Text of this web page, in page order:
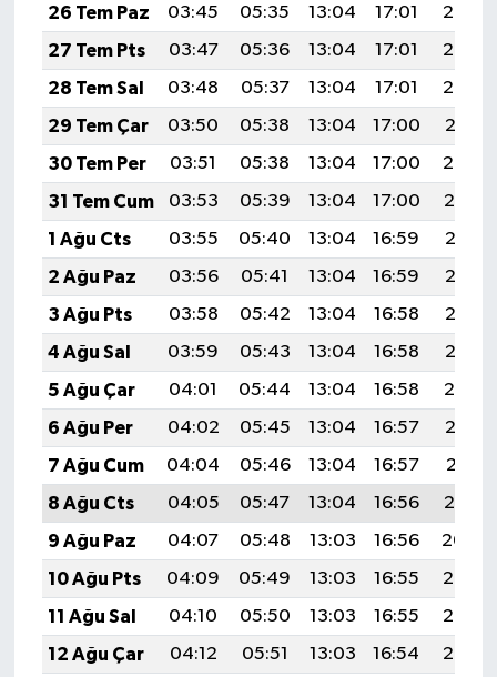
26 Tem Paz
03:45 05:35 13:04 17:01
20:24
27 Tem Pts
03:47 05:36 13:04 17:01
20:23
28 Tem Sal
03:48 05:37 13:04 17:01
20:22
29 Tem Çar
03:50 05:38 13:04 17:00
20:21
30 Tem Per
03:51 05:38 13:04 17:00
20:20
31 Tem Cum
03:53 05:39 13:04 17:00
20:19
1 Ağu Cts
03:55 05:40 13:04 16:59
20:18
2 Ağu Paz
03:56 05:41 13:04 16:59
20:17
3 Ağu Pts
03:58 05:42 13:04 16:58
20:16
4 Ağu Sal
03:59 05:43 13:04 16:58
20:15
5 Ağu Çar
04:01 05:44 13:04 16:58
20:14
6 Ağu Per
04:02 05:45 13:04 16:57
20:12
7 Ağu Cum
04:04 05:46 13:04 16:57
20:11
8 Ağu Cts
04:05 05:47 13:04 16:56
20:10
9 Ağu Paz
04:07 05:48 13:03 16:56
20:09
10 Ağu Pts
04:09 05:49 13:03 16:55
20:07
11 Ağu Sal
04:10 05:50 13:03 16:55
20:06
12 Ağu Çar
04:12 05:51 13:03 16:54
20:05